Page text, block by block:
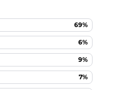
69%
6%
9%
7%